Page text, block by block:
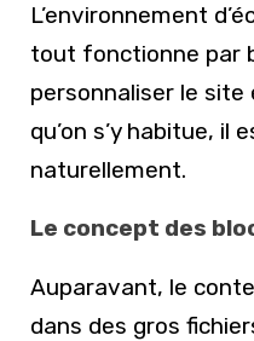
L’environnement
tout fonctionne par
personnaliser le site
qu’on s’y habitue,
naturellement.
Le concept des
Auparavant, le
dans des gros